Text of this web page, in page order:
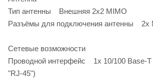
Тип антенны Внешняя 2х2 MIMO
Разъёмы для подключения антенны 2х
Сетевые возможности
Проводной интерфейс 1x 10/100 Base-T
"RJ-45")